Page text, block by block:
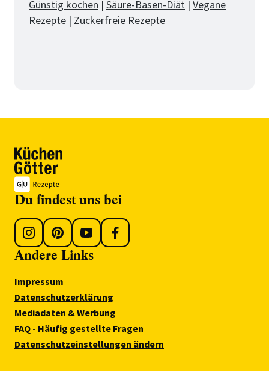
Günstig kochen | Säure-Basen-Diät | Vegane
Rezepte | Zuckerfreie Rezepte
Du findest uns bei
Andere Links
Impressum
Datenschutzerklärung
Mediadaten & Werbung
FAQ - Häufig gestellte Fragen
Datenschutzeinstellungen ändern